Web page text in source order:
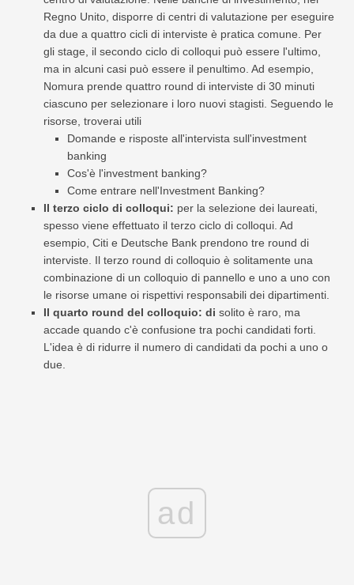
Regno Unito, disporre di centri di valutazione per eseguire
da due a quattro cicli di interviste è pratica comune. Per
gli stage, il secondo ciclo di colloqui può essere l'ultimo,
ma in alcuni casi può essere il penultimo. Ad esempio,
Nomura prende quattro round di interviste di 30 minuti
ciascuno per selezionare i loro nuovi stagisti. Seguendo le
risorse, troverai utili
Domande e risposte all'intervista sull'investment
banking
Cos'è l'investment banking?
Come entrare nell'Investment Banking?
Il terzo ciclo di colloqui: per la selezione dei laureati,
spesso viene effettuato il terzo ciclo di colloqui. Ad
esempio, Citi e Deutsche Bank prendono tre round di
interviste. Il terzo round di colloquio è solitamente una
combinazione di un colloquio di pannello e uno a uno con
le risorse umane oi rispettivi responsabili dei dipartimenti.
Il quarto round del colloquio: di solito è raro, ma
accade quando c'è confusione tra pochi candidati forti.
L'idea è di ridurre il numero di candidati da pochi a uno o
due.
ad